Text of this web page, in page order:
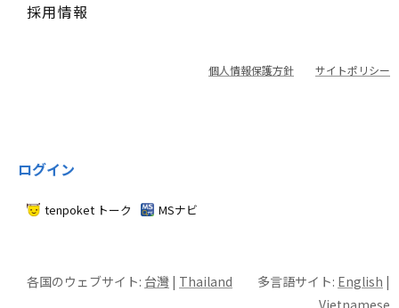
採用情報
個人情報保護方針 サイトポリシー
ログイン
tenpoket トーク MSナビ
各国のウェブサイト: 台灣 | Thailand 多言語サイト: English |